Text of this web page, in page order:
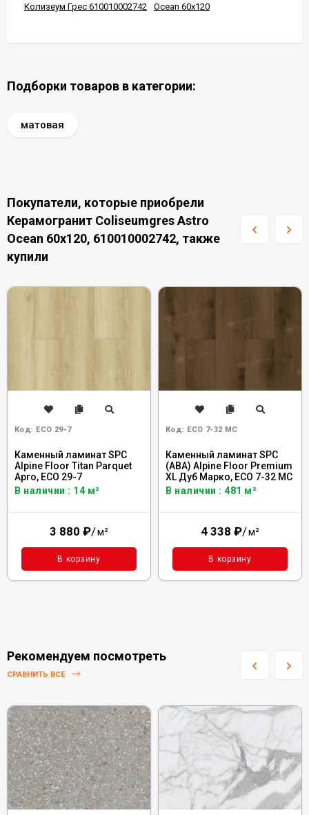
Колизеум Грес 610010002742 Ocean 60x120
Подборки товаров в категории:
матовая
Покупатели, которые приобрели
Керамогранит Coliseumgres Astro
Ocean 60x120, 610010002742, также
купили
Код: ECO 29-7
Каменный ламинат SPC
Alpine Floor Titan Parquet
Арго, ЕСО 29-7
В наличии : 14 м²
3 880 ₽/м²
В корзину
Код: ECO 7-32 MC
Каменный ламинат SPC
(ABA) Alpine Floor Premium
XL Дуб Марко, ECO 7-32 MC
В наличии : 481 м²
4 338 ₽/м²
В корзину
Рекомендуем посмотреть
СРАВНИТЬ ВСЕ